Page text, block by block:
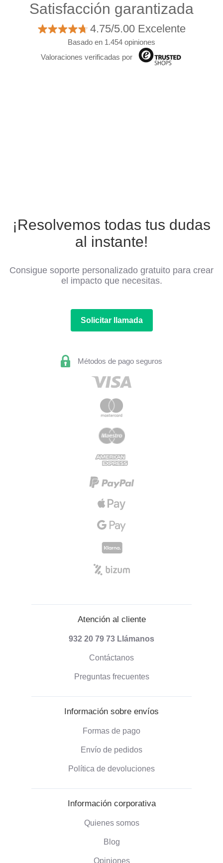
Satisfacción garantizada
4.75/5.00 Excelente
Basado en 1.454 opiniones
Valoraciones verificadas por
¡Resolvemos todas tus dudas
al instante!
Consigue soporte personalizado gratuito para crear
el impacto que necesitas.
Solicitar llamada
Métodos de pago seguros
Atención al cliente
932 20 79 73 Llámanos
Contáctanos
Preguntas frecuentes
Información sobre envíos
Formas de pago
Envío de pedidos
Política de devoluciones
Información corporativa
Quienes somos
Blog
Opiniones